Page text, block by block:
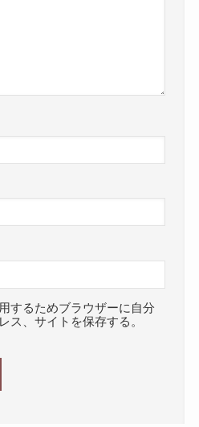
するためブラウザーに自分
ス、サイトを保存する。